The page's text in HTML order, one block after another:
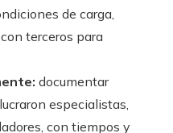
de carga,
terceros para
documentar
especialistas,
con tiempos y